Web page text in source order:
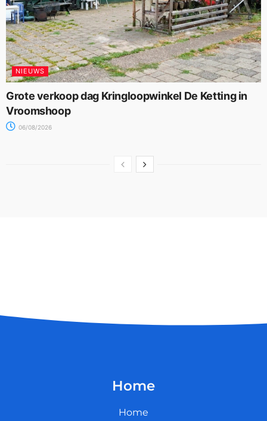
NIEUWS
Grote verkoop dag Kringloopwinkel De Ketting in
Vroomshoop
06/08/2026
Home
Home